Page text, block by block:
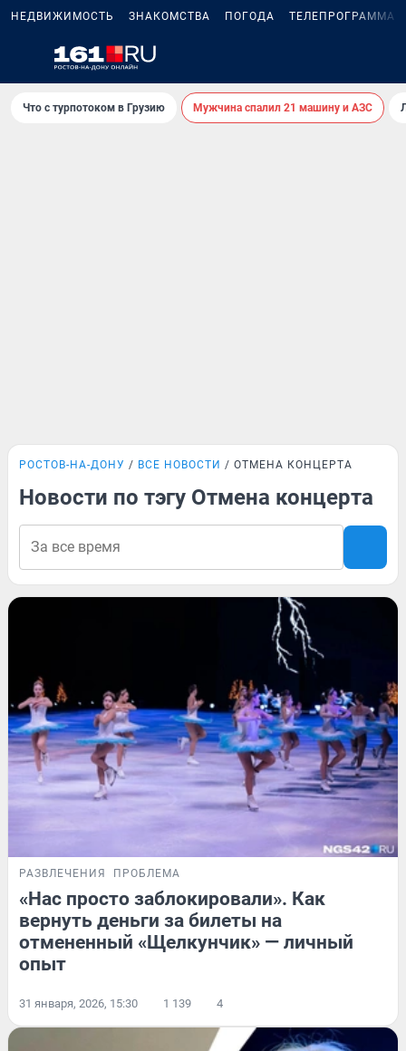
НЕДВИЖИМОСТЬ ЗНАКОМСТВА ПОГОДА ТЕЛЕПРОГРАММА
Что с турпотоком в Грузию Мужчина спалил 21 машину и АЗС
РОСТОВ-НА-ДОНУ ВСЕ НОВОСТИ ОТМЕНА КОНЦЕРТА
Новости по тэгу Отмена концерта
РАЗВЛЕЧЕНИЯ ПРОБЛЕМА
«Нас просто заблокировали». Как
вернуть деньги за билеты на
отмененный «Щелкунчик» — личный
опыт
31 января, 2026, 15:30 1 139 4